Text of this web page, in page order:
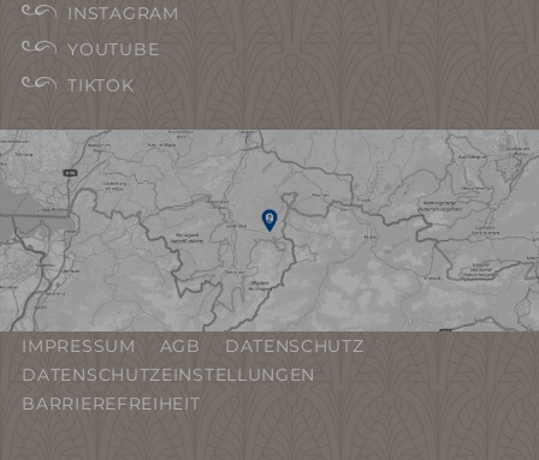
INSTAGRAM
YOUTUBE
TIKTOK
IMPRESSUM AGB
DATENSCHUTZ
DATENSCHUTZEINSTELLUNGEN
BARRIEREFREIHEIT